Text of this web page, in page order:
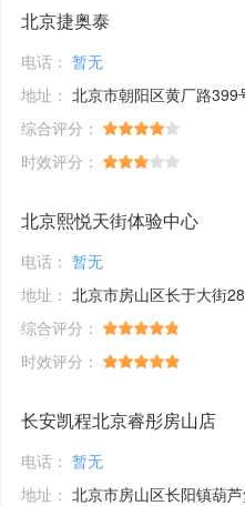
北京捷奥泰
电话： 暂无
地址： 北京市朝阳区黄厂路
综合评分：
时效评分：
北京熙悦天街体验中心
电话： 暂无
地址： 北京市房山区长于大街
综合评分：
时效评分：
长安凯程北京睿彤房山店
电话： 暂无
地址： 北京市房山区长阳镇葫